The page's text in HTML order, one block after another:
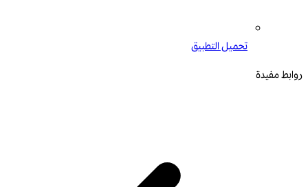
تحميل التطبيق
روابط مفيدة